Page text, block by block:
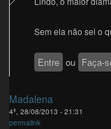
Sem ela não sei o
Entre ou Faça-
Madalena
4ª, 28/08/2013 - 21:31
permalink